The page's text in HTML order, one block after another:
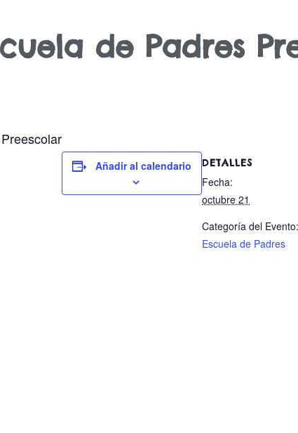
de Padres
Añadir al calendario DETALLES
Fecha:
octubre 21
Categoría del Evento:
Escuela de Padres